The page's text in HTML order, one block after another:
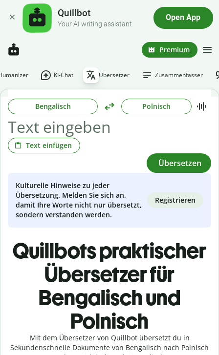
Quillbot
Your AI writing assistant
Open App
Premium
KI-Chat Übersetzer Zusammenfasser
Bengalisch Polnisch
Text einfügen
Übersetzen
Kulturelle Hinweise zu jeder
Übersetzung. Melden Sie sich an,
damit Ihre Worte nicht nur übersetzt,
sondern verstanden werden.
Registrieren
Quillbots praktischer
Übersetzer für
Bengalisch und
Polnisch
Mit dem Übersetzer von Quillbot übersetzt du in
Sekundenschnelle Dokumente von Bengalisch nach Polnisch